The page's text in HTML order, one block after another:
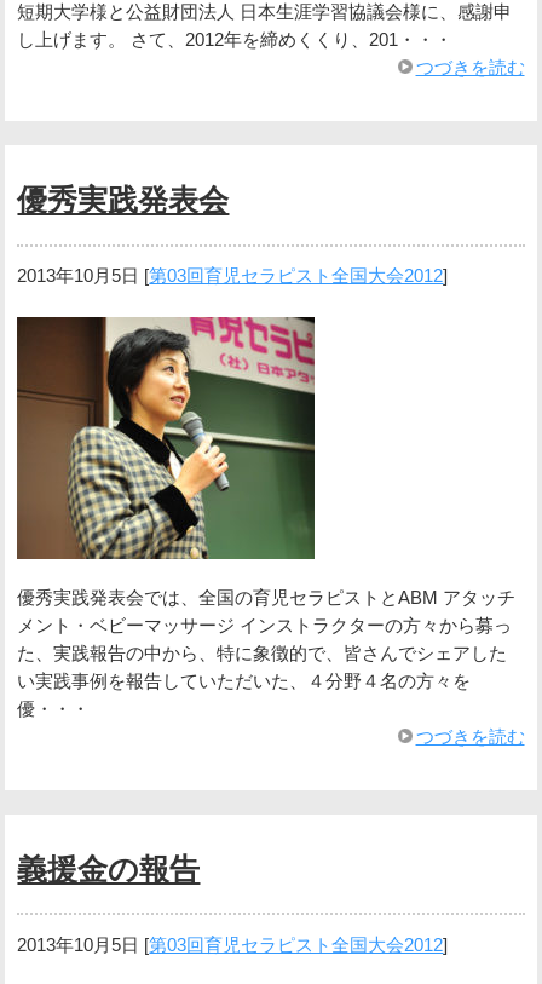
短期大学様と公益財団法人 日本生涯学習協議会様に、感謝申
し上げます。 さて、2012年を締めくくり、201・・・
つづきを読む
優秀実践発表会
2013年10月5日 [第03回育児セラピスト全国大会2012]
優秀実践発表会では、全国の育児セラピストとABM アタッチ
メント・ベビーマッサージ インストラクターの方々から募っ
た、実践報告の中から、特に象徴的で、皆さんでシェアした
い実践事例を報告していただいた、４分野４名の方々を
優・・・
つづきを読む
義援金の報告
2013年10月5日 [第03回育児セラピスト全国大会2012]